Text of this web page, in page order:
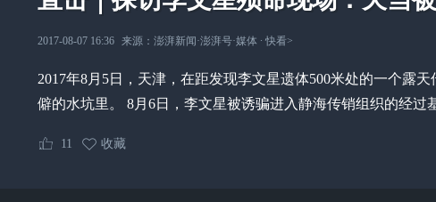
2017-08-07 16:36 来源： 澎湃新闻·澎湃号·媒体 ∙ 快看>
2017年8月5日，天津，在距发现李文星遗体500米处的一个露
僻的水坑里。 8月6日，李文星被诱骗进入静海传销组织的经
11 收藏